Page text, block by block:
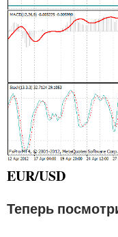
EUR/USD
Теперь